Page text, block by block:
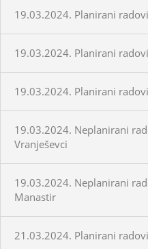
19.03.2024. Planirani
19.03.2024. Planirani
19.03.2024. Planirani
19.03.2024. Neplanirani
Vranješevci
19.03.2024. Neplanirani
Manastir
21.03.2024. Planirani